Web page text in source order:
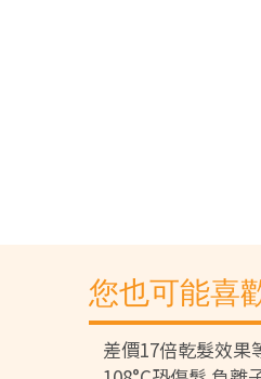
您也可能喜
差價17倍乾髮效果